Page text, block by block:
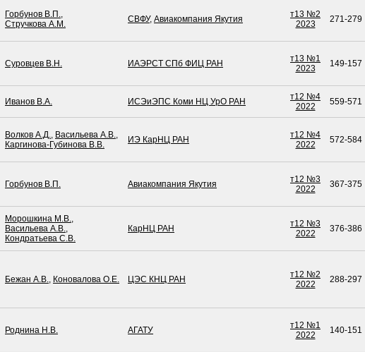
Горбунов В.П.,
Стручкова А.М.
СВФУ, Авиакомпания Якутия
т13 №2
2023
271-279
Суровцев В.Н. ИАЭРСТ СПб ФИЦ РАН
т13 №1
2023
149-157
Иванов В.А. ИСЭиЭПС Коми НЦ УрО РАН
т12 №4
2022
559-571
Волков А.Д., Васильева А.В.,
Каргинова-Губинова В.В.
ИЭ КарНЦ РАН
т12 №4
2022
572-584
Горбунов В.П. Авиакомпания Якутия
т12 №3
2022
367-375
Морошкина М.В.,
Васильева А.В.,
Кондратьева С.В.
КарНЦ РАН
т12 №3
2022
376-386
Бежан А.В., Коновалова О.Е. ЦЭС КНЦ РАН
т12 №2
2022
288-297
Роднина Н.В. АГАТУ
т12 №1
2022
140-151